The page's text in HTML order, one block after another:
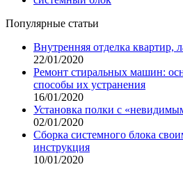
Популярные статьи
Внутренняя отделка квартир,
22/01/2020
Ремонт стиральных машин:
способы их устранения
16/01/2020
Установка полки с
02/01/2020
Сборка системного блока
инструкция
10/01/2020